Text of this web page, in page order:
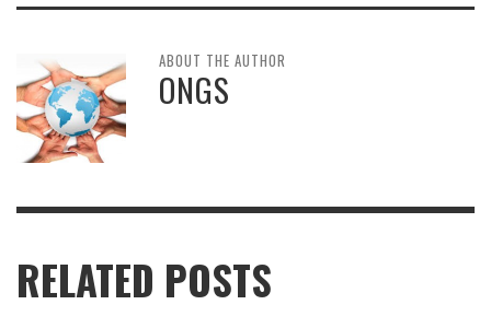
ABOUT THE AUTHOR
ONGS
RELATED POSTS